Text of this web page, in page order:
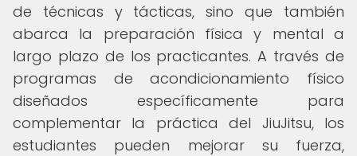
de técnicas y tácticas, sino que también
abarca la preparación física y mental a
largo plazo de los practicantes. A través de
programas de acondicionamiento físico
diseñados específicamente para
complementar la práctica del JiuJitsu, los
estudiantes pueden mejorar su fuerza,